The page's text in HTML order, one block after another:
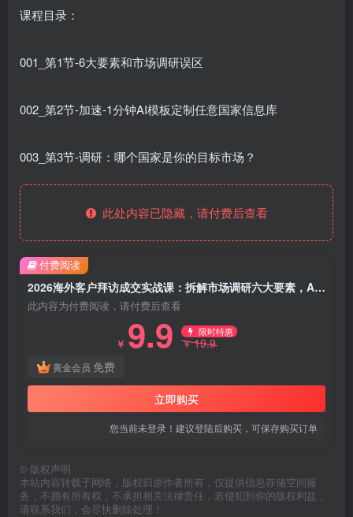
课程目录：
001_第1节-6大要素和市场调研误区
002_第2节-加速-1分钟AI模板定制任意国家信息库
003_第3节-调研：哪个国家是你的目标市场？
此处内容已隐藏，请付费后查看
2026海外客户拜访成交实战课：拆解市场调研六大要素，AI一键快速搭建各国市场信息库
此内容为付费阅读，请付费后查看
￥ 9.9 限时特惠
￥19.9
黄金会员 免费
立即购买
您当前未登录！建议登陆后购买，可保存购买订单
付费阅读
© 版权声明
本站内容转载于网络，版权归原作者所有，仅提供信息存储空间服
务，不拥有所有权，不承担相关法律责任，若侵犯到你的版权利益，
请联系我们，会尽快删除处理！